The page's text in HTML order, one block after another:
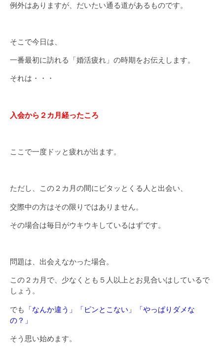
例外はありますが、だいたい通る道があるものです。
そこで今日は、
一番最初に訪れる「婚活疲れ」の時期をお伝えします。
それは・・・
入会から２カ月経ったころ
ここで一度ドッと疲れが出ます。
ただし、この２カ月の間にピタッとくる人と出会い、
交際中の方はその限りではありません。
その場合は毎日がウキウキしているはずです。
問題は、出会えなかった場合。
この２カ月で、少なくとも５人以上とお見合いはしているで
しょう。
でも
「なんか違う」「ピンとこない」「やっぱりダメな
の？」
そう思い始めます。